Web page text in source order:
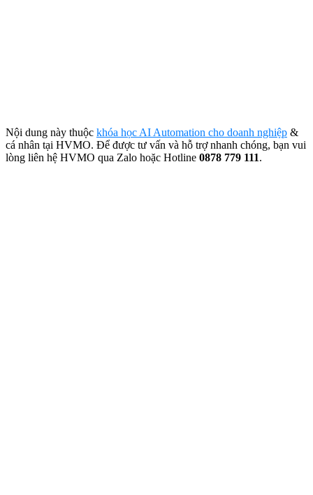
Nội dung này thuộc khóa học AI Automation cho doanh nghiệp &
cá nhân tại HVMO. Để được tư vấn và hỗ trợ nhanh chóng, bạn vui
lòng liên hệ HVMO qua Zalo hoặc Hotline 0878 779 111.